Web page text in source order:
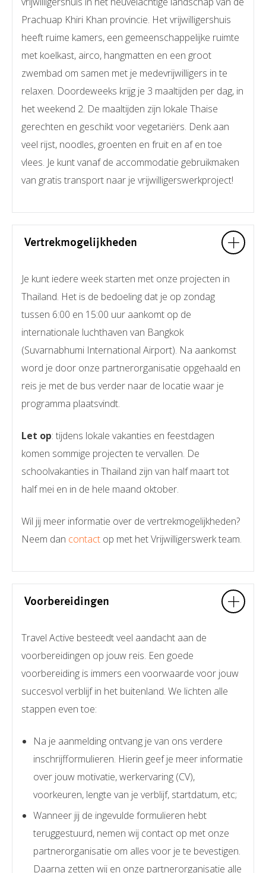
Prachuap Khiri Khan provincie. Het vrijwilligershuis
heeft ruime kamers, een gemeenschappelijke ruimte
met koelkast, airco, hangmatten en een groot
zwembad om samen met je medevrijwilligers in te
relaxen. Doordeweeks krijg je 3 maaltijden per dag, in
het weekend 2. De maaltijden zijn lokale Thaise
gerechten en geschikt voor vegetariërs. Denk aan
veel rijst, noodles, groenten en fruit en af en toe
vlees. Je kunt vanaf de accommodatie gebruikmaken
van gratis transport naar je vrijwilligerswerkproject!
Vertrekmogelijkheden
Je kunt iedere week starten met onze projecten in
Thailand. Het is de bedoeling dat je op zondag
tussen 6:00 en 15:00 uur aankomt op de
internationale luchthaven van Bangkok
(Suvarnabhumi International Airport). Na aankomst
word je door onze partnerorganisatie opgehaald en
reis je met de bus verder naar de locatie waar je
programma plaatsvindt.
Let op: tijdens lokale vakanties en feestdagen
komen sommige projecten te vervallen. De
schoolvakanties in Thailand zijn van half maart tot
half mei en in de hele maand oktober.
Wil jij meer informatie over de vertrekmogelijkheden?
Neem dan contact op met het Vrijwilligerswerk team.
Voorbereidingen
Travel Active besteedt veel aandacht aan de
voorbereidingen op jouw reis. Een goede
voorbereiding is immers een voorwaarde voor jouw
succesvol verblijf in het buitenland. We lichten alle
stappen even toe:
Na je aanmelding ontvang je van ons verdere
inschrijfformulieren. Hierin geef je meer informatie
over jouw motivatie, werkervaring (CV),
voorkeuren, lengte van je verblijf, startdatum, etc;
Wanneer jij de ingevulde formulieren hebt
teruggestuurd, nemen wij contact op met onze
partnerorganisatie om alles voor je te bevestigen.
Daarna zetten wij en onze partnerorganisatie alle